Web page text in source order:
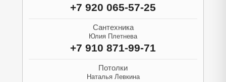
+7 920 065-57-25
Сантехника
Юлия Плетнева
+7 910 871-99-71
Потолки
Наталья Левкина